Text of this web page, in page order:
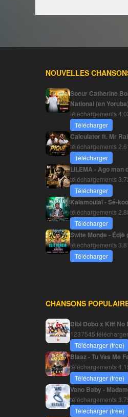
NOUVELLES
Soeur Catherine
National (en Yoruba)
téléchargements
Télécharger
Calculator ft. Mr
téléchargements
Télécharger
LILEMA - Ago man
téléchargements
Télécharger
Kalamoulaï - Sé-
téléchargements
Télécharger
Swite Monde - Édjè
téléchargements
Télécharger
CHANSONS
Dibi Dobo x Kiff No
1237545
Télécharger (free)
Blaaz - Tu Vas Me
téléchargements
Télécharger (free)
Vano Baby -
téléchargements
Télécharger (free)